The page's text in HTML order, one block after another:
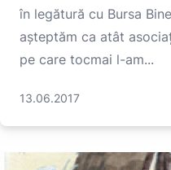
în legătură cu Bursa
așteptăm ca atât
pe care tocmai l-am...
13.06.2017